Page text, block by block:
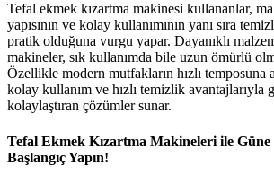
Tefal ekmek kızartma makinesi kullananlar,
yapısının ve kolay kullanımının yanı sıra
pratik olduğuna vurgu yapar. Dayanıklı
makineler, sık kullanımda bile uzun ömürlü
Özellikle modern mutfakların hızlı temposuna
kolay kullanım ve hızlı temizlik avantajlarıyla
kolaylaştıran çözümler sunar.
Tefal Ekmek Kızartma Makineleri ile
Başlangıç Yapın!